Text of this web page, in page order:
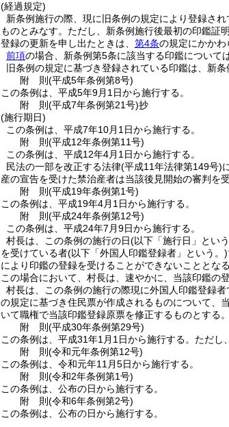
(経過規定)
新条例施行の際、現に旧条例の規定により登録さ
ものとみなす。 ただし、新条例施行後最初の印鑑証
登録の更新を申し出たときは、 第4条の規定にかかわ
前項の場合、新条例第5条に該当する印鑑について
旧条例の規定に基づき登録されている印鑑は、新
附 則(平成5年条例第8号)
この条例は、平成5年9月1日から施行する。
附 則(平成7年条例第21号)抄
(施行期日)
この条例は、平成7年10月1日から施行する。
附 則(平成12年条例第11号)
この条例は、平成12年4月1日から施行する。
民法の一部を改正する法律(平成11年法律第149号)
産の宣告を受けた禁治産者は当該後見開始の審判を
附 則(平成19年条例第1号)
この条例は、平成19年4月1日から施行する。
附 則(平成24年条例第12号)
この条例は、平成24年7月9日から施行する。
村長は、この条例の施行の日(以下「施行日」とい
を受けている者(以下「外国人印鑑登録者」という。)
により印鑑の登録を受けることができないこととな
この場合において、村長は、速やかに、当該印鑑の
村長は、この条例の施行の際現に外国人印鑑登録
の規定に基づき住民票が作成されるものについて、
いて職権で当該印鑑登録原票を修正するものとする。
附 則(平成30年条例第29号)
この条例は、平成31年1月1日から施行する。 ただし
附 則(令和元年条例第12号)
この条例は、令和元年11月5日から施行する。
附 則(令和2年条例第1号)
この条例は、公布の日から施行する。
附 則(令和6年条例第2号)
この条例は、公布の日から施行する。